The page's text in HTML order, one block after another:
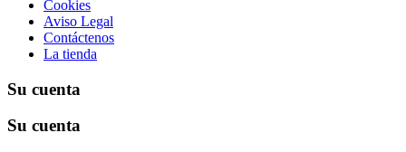
Cookies
Aviso Legal
Contáctenos
La tienda
Su cuenta
Su cuenta